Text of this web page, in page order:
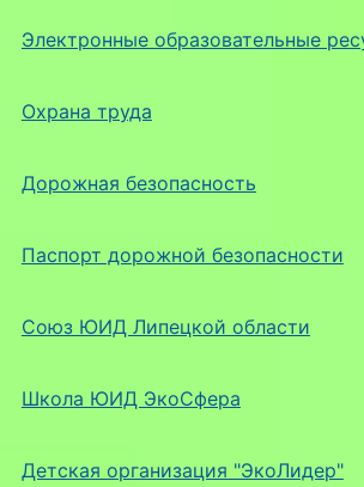
Электронные образовательные
Охрана труда
Дорожная безопасность
Паспорт дорожной безопасности
Союз ЮИД Липецкой области
Школа ЮИД ЭкоСфера
Детская организация "ЭкоЛидер"